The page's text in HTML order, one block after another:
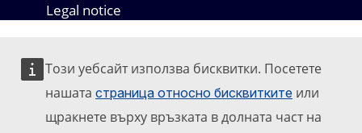
Този уебсайт използва бисквитки. Посетете
нашата страница относно бисквитките или
щракнете върху връзката в долната част на
Legal notice